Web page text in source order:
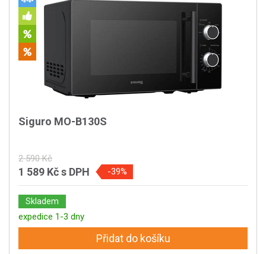
Siguro MO-B130S
2 590 Kč
1 589 Kčs DPH -39%
Skladem
expedice 1-3 dny
Přidat do košíku